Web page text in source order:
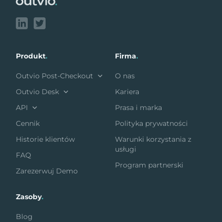
Produkt.
Outvio Post-Checkout
Outvio Desk
API
Cennik
Historie klientów
FAQ
Zarezerwuj Demo
Firma.
O nas
Kariera
Prasa i marka
Polityka prywatności
Warunki korzystania z
usługi
Program partnerski
Zasoby.
Blog